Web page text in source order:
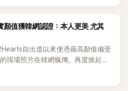
獲韓網認證：本人更美 尤其
自出道以來便憑藉高顏值備受
現場照片在韓網瘋傳，再度掀起熱
友更直呼：「真人比照片還漂亮！」